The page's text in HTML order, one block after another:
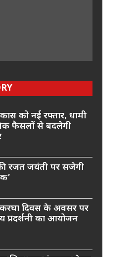
को नई रफ्तार, धामी
फैसलों से बदलेगी
रजत जयंती पर सजेगी
हथकरघा दिवस के अवसर पर
प्रदर्शनी का आयोजन